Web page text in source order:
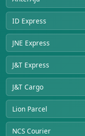
ID Express
JNE Express
J&T Express
J&T Cargo
Lion Parcel
NCS Courier